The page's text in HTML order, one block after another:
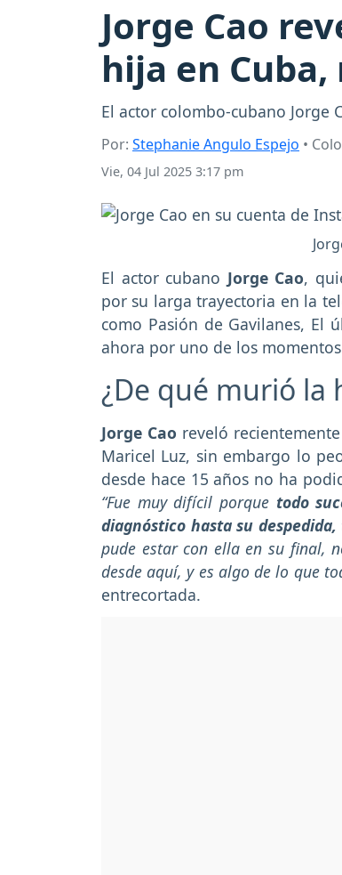
Jorge Cao
hija en
El actor colombo-cubano Jorge
Por: Stephanie Angulo Espejo •
Vie, 04 Jul 2025 3:17 pm
El actor cubano Jorge Cao,
por su larga trayectoria en la
como Pasión de Gavilanes, El
ahora por uno de los
¿De qué murió la
Jorge Cao reveló
Maricel Luz, sin embargo lo
desde hace 15 años no ha
“Fue muy difícil porque todo
diagnóstico hasta su
pude estar con ella en su final,
desde aquí, y es algo de lo que
entrecortada.